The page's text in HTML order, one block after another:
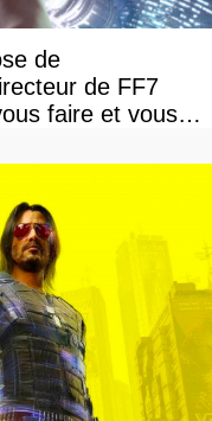
de
de FF7
faire et vous